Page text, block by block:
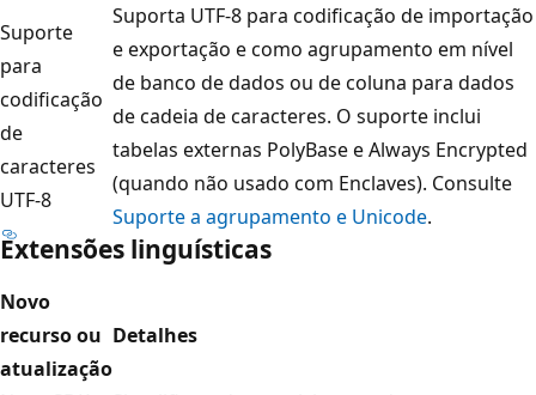
Suporte
para
codificação
de
caracteres
UTF-8
Suporta UTF-8 para codificação de importação
e exportação e como agrupamento em nível
de banco de dados ou de coluna para dados
de cadeia de caracteres. O suporte inclui
tabelas externas PolyBase e Always Encrypted
(quando não usado com Enclaves). Consulte
Suporte a agrupamento e Unicode.
Extensões linguísticas
Novo
recurso ou
atualização
Detalhes